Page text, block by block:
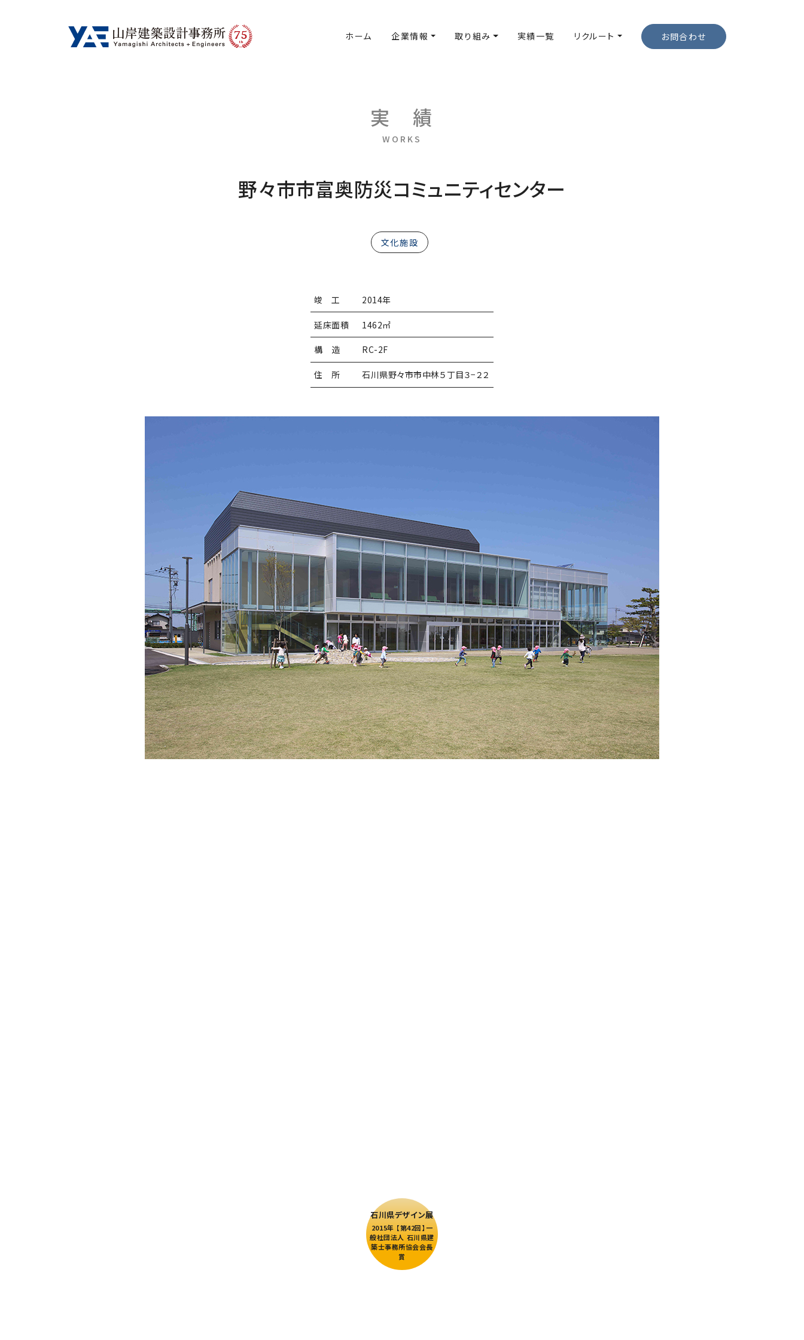
75
th ホーム 企業情報 取り組み 実績一覧 リクルート お問合わせ
実 績
WORKS
野々市市富奥防災コミュニティセンター
文化施設
竣 工 2014年
延床面積 1462㎡
構 造 RC-2F
住 所 石川県野々市市中林５丁目３−２２
石川県デザイン展
2015年 【第42回】一
般社団法人 石川県建
築士事務所協会会長
賞